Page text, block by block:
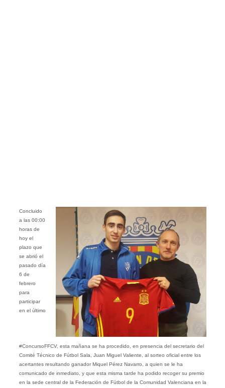
Concluido
a las 00:00
horas de
hoy el
plazo que
se abrió el
pasado día
6 de
febrero
para
participar
en el último
#ConcursoFFCV, esta mañana se ha procedido, en presencia del secretario del
Comité Técnico de Fútbol Sala, Juan Miguel Valiente, al sorteo oficial entre los
acertantes resultando ganador Miquel Pérez Navarro, a quien se le ha
comunicado de inmediato, y que esta misma tarde ha podido recoger su premio
en la sede central de la Federación de Fútbol de la Comunidad Valenciana en la